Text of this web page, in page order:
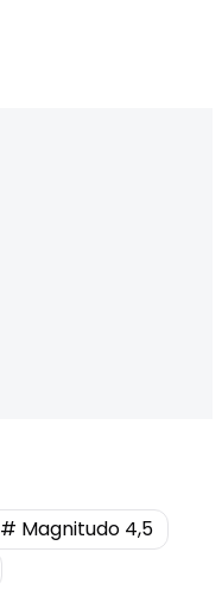
# Magnitudo 4,5